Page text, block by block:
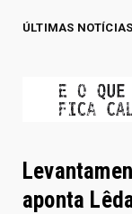
ÚLTIMAS
Mangão lidera
aponta